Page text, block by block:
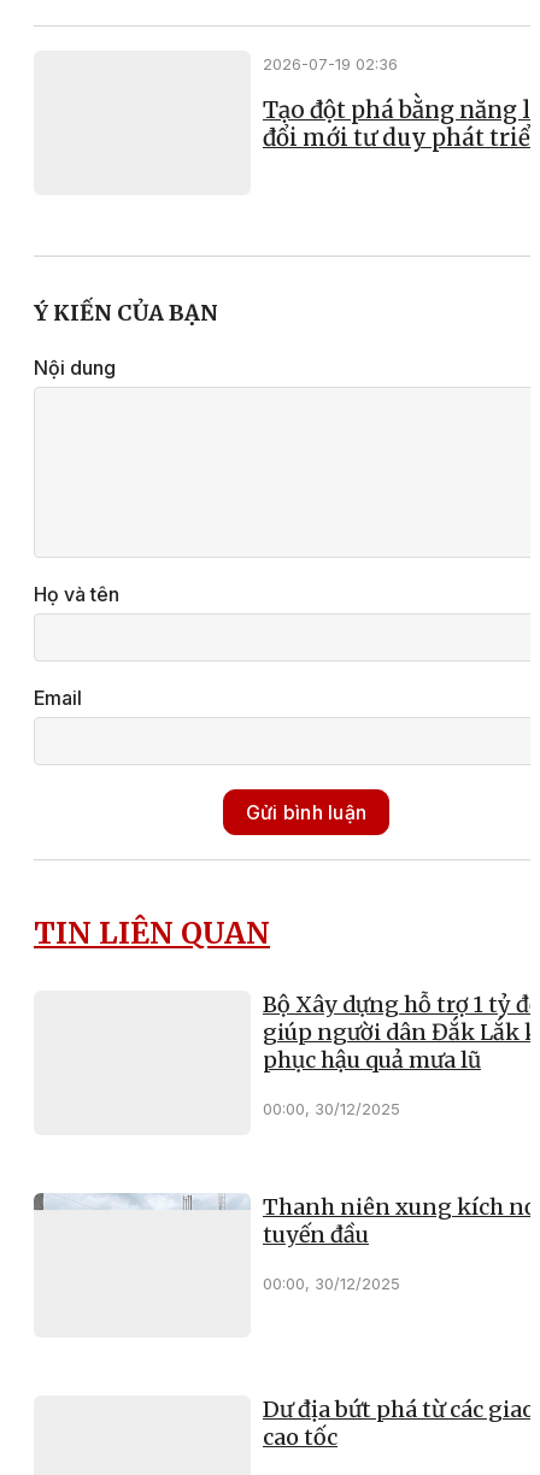
2026-07-19 02:36
Tạo đột phá bằng năng
đổi mới tư duy phát
Ý KIẾN CỦA BẠN
Nội dung
Họ và tên
Email
Gửi bình luận
TIN LIÊN QUAN
Bộ Xây dựng hỗ trợ 1 tỷ
giúp người dân Đắk Lắk
phục hậu quả mưa lũ
00:00, 30/12/2025
Thanh niên xung kích
tuyến đầu
00:00, 30/12/2025
Dư địa bứt phá từ các
cao tốc